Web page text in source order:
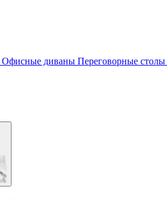
Офисные диваны Переговорные столы